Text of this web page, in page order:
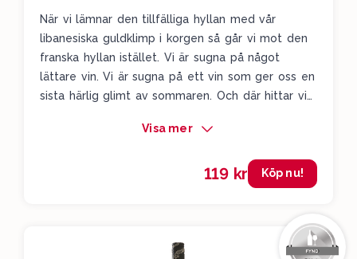
När vi lämnar den tillfälliga hyllan med vår
libanesiska guldklimp i korgen så går vi mot den
franska hyllan istället. Vi är sugna på något
lättare vin. Vi är sugna på ett vin som ger oss en
sista härlig glimt av sommaren. Och där hittar vi
med en härligt aromatisk doft. Tänkt dig att du
skogshallon och jordgubbar, men även av lite
rosenblad. Bärigt, blommigt och lite kryddigt.
Visa mer
119 kr Köp nu!